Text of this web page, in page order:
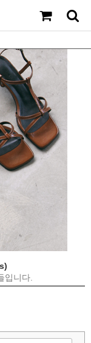
입니다.